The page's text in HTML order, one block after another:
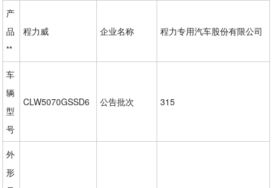
产
品
**
程力威 企业名称 程力专用汽车股份有限公司
车
辆
型
号
CLW5070GSSD6 公告批次 315
外
形